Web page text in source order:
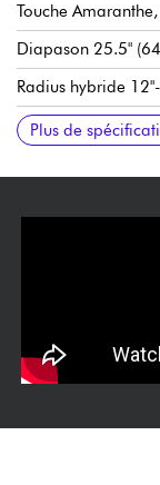
Touche
Diapason 25.5"
Radius hybride
Largeur de
Micros double-
(aimants
Volume général
Tonalité générale
Sélecteur micros 3
Vibrato double-
Double-Locking
Mécaniques
Finition corps
Finition manche
Plus de